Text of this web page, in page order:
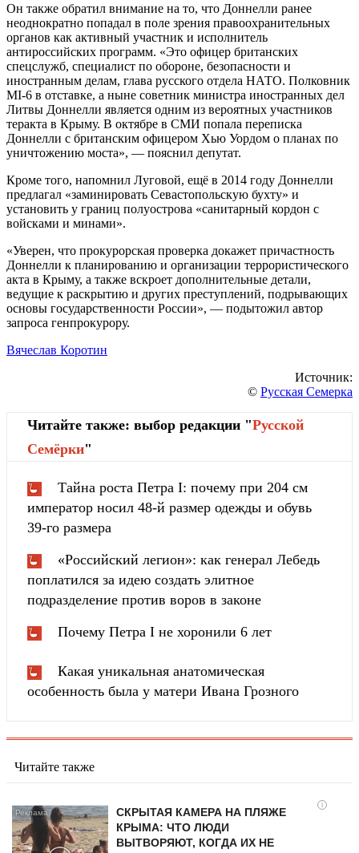
Он также обратил внимание на то, что Доннелли ранее
неоднократно попадал в поле зрения правоохранительных
органов как активный участник и исполнитель
антироссийских программ. «Это офицер британских
спецслужб, специалист по обороне, безопасности и
иностранным делам, глава русского отдела НАТО. Полковник
MI-6 в отставке, а ныне советник министра иностранных дел
Литвы Доннелли является одним из вероятных участников
теракта в Крыму. В октябре в СМИ попала переписка
Доннелли с британским офицером Хью Уордом о планах по
уничтожению моста», — пояснил депутат.
Кроме того, напомнил Луговой, ещё в 2014 году Доннелли
предлагал «заминировать Севастопольскую бухту» и
установить у границ полуострова «санитарный кордон с
войсками и минами».
«Уверен, что прокурорская проверка докажет причастность
Доннелли к планированию и организации террористического
акта в Крыму, а также вскроет дополнительные детали,
ведущие к раскрытию и других преступлений, подрывающих
основы государственности России», — подытожил автор
запроса генпрокурору.
Вячеслав Коротин
Источник:
© Русская Семерка
Читайте также: выбор редакции "Русской
Cемёрки"
Тайна роста Петра I: почему при 204 см
император носил 48-й размер одежды и обувь
39-го размера
«Российский легион»: как генерал Лебедь
поплатился за идею создать элитное
подразделение против воров в законе
Почему Петра I не хоронили 6 лет
Какая уникальная анатомическая
особенность была у матери Ивана Грозного
Читайте также
i
СКРЫТАЯ КАМЕРА НА ПЛЯЖЕ
КРЫМА: ЧТО ЛЮДИ
ВЫТВОРЯЮТ, КОГДА ИХ НЕ